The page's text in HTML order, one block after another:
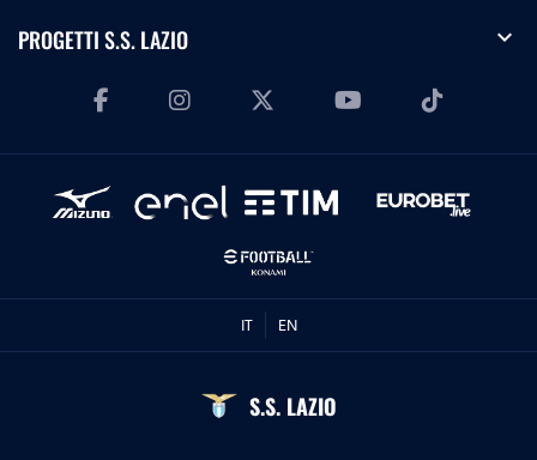
PROGETTI S.S. LAZIO expand_more
IT EN
S.S. LAZIO